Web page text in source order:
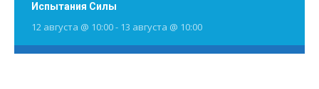
Испытания Силы
12 августа @ 10:00- 13 августа @ 10:00